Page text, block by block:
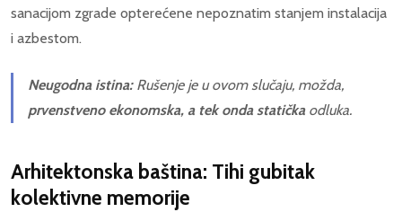
sanacijom zgrade opterećene nepoznatim stanjem instalacija
i azbestom.
Neugodna istina:Rušenje je u ovom slučaju, možda,
prvenstveno ekonomska, a tek onda statičkaodluka.
Arhitektonska baština: Tihi gubitak
kolektivne memorije